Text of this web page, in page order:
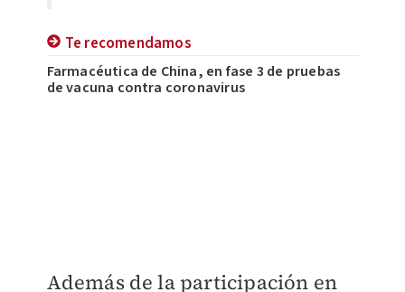
Te recomendamos
Farmacéutica de China, en fase 3 de pruebas
de vacuna contra coronavirus
Además de la participación en